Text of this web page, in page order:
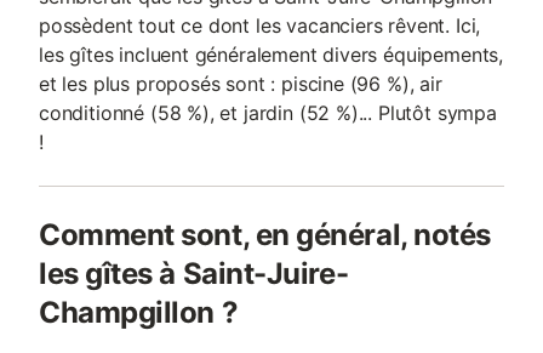
possèdent tout ce dont les vacanciers rêvent. Ici,
les gîtes incluent généralement divers équipements,
et les plus proposés sont : piscine (96 %), air
conditionné (58 %), et jardin (52 %)... Plutôt sympa
!
Comment sont, en général, notés
les gîtes à Saint-Juire-
Champgillon ?